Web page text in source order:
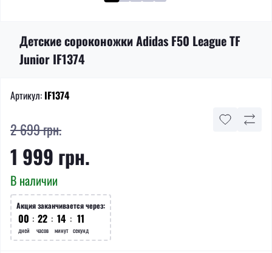
Детские сороконожки Adidas F50 League TF
Junior IF1374
Артикул: IF1374
2 699 грн.
1 999 грн.
В наличии
Акция заканчивается через:
00
дней
: 22
часов
: 14
минут
: 11
секунд